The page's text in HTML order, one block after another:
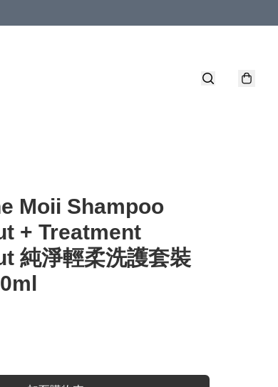
Moii Shampoo
+ Treatment
純淨輕柔洗護套裝